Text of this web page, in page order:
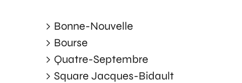
Bonne-Nouvelle
Bourse
Quatre-Septembre
Square Jacques-Bidault